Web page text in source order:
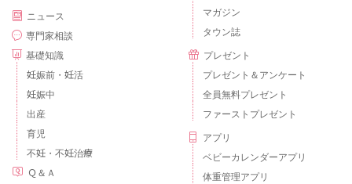
ニュース
専門家相談
基礎知識
妊娠前・妊活
妊娠中
出産
育児
不妊・不妊治療
Ｑ＆Ａ
マガジン
タウン誌
プレゼント
プレゼント＆アンケート
全員無料プレゼント
ファーストプレゼント
アプリ
ベビーカレンダーアプリ
体重管理アプリ